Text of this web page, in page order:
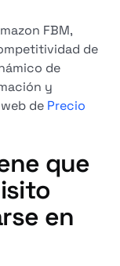
FBM,
de
de
y
de Precio
que
en